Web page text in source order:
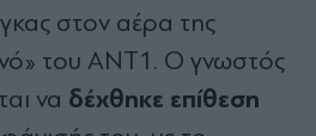
στον αέρα της
του ΑΝΤ1. Ο γνωστός
να δέχθηκε επίθεση